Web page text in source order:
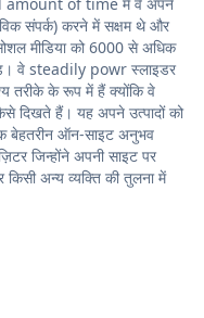
संपर्क) करने में सक्षम थे और
मीडिया को 6000 से अधिक
वे steadily powr स्लाइडर
तरीके के रूप में हैं क्योंकि वे
दिखते हैं। यह अपने उत्पादों को
बेहतरीन ऑन-साइट अनुभव
जिन्होंने अपनी साइट पर
अन्य व्यक्ति की तुलना में